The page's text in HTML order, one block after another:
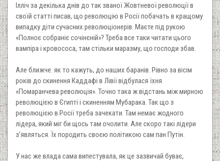
Ілліч за декілька днів до так званої Жовтневої революції в
своїй статті писав, що революцію в Росії побачать в кращому
випадку діти сучасних революціонерів. Маєте під рукою
«Полноє собраніє сочінєній»? Треба все таки читати цього
вампіра і кровососа, там стільки маразму, що господи збав.
Але ближче. як то кажуть, до наших баранів. Рівно за вісім
років до скинення Каддафі в Лівії відбулася їхня
«Помаранчева революція». Точно така ж відстань між мирною
революцією в Єгипті і скиненням Мубарака. Так що з
революцією в Росії треба зачекати. Там немає жодного
лідера, який міг би щось там очолити. Але скоро такі лідери
з’являться. Їх породить своєю політикою сам пан Путін.
У нас же влада сама випестувала, як це зазвичай буває,